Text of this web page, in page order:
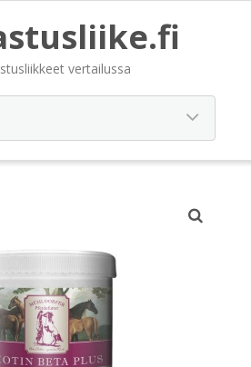
vertailussa